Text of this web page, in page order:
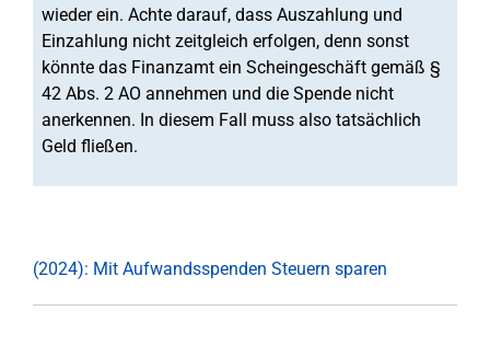
wieder ein. Achte darauf, dass Auszahlung und
Einzahlung nicht zeitgleich erfolgen, denn sonst
könnte das Finanzamt ein Scheingeschäft gemäß §
42 Abs. 2 AO annehmen und die Spende nicht
anerkennen. In diesem Fall muss also tatsächlich
Geld fließen.
(2024): Mit Aufwandsspenden Steuern sparen